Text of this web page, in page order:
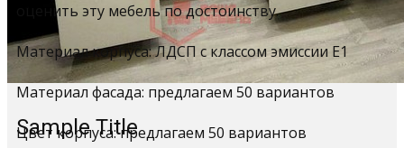
Sample Title
оценить эту мебель по достоинству.
Материал корпуса: ЛДСП с классом эмиссии Е1
Материал фасада: предлагаем 50 вариантов
Цвет корпуса: предлагаем 50 вариантов